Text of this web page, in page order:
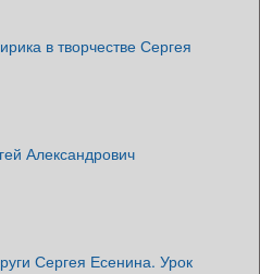
в творчестве Сергея
Александрович
Сергея Есенина. Урок